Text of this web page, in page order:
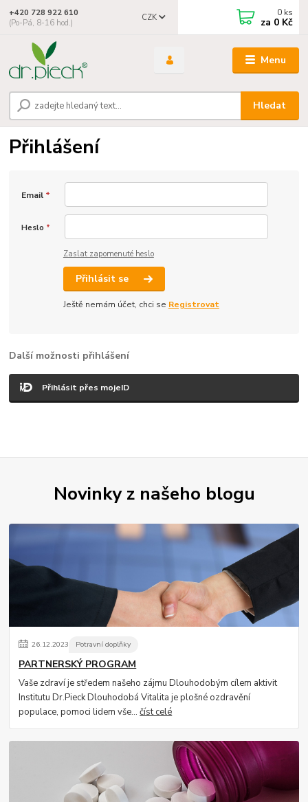
Menu
CZK
Hledat
+420 728 922 610
(Po-Pá, 8-16 hod.)
0 ks
za 0 Kč
Přihlášení
Email *
Heslo *
Zaslat zapomenuté heslo
Přihlásit se
Ještě nemám účet, chci se Registrovat
Další možnosti přihlášení
Přihlásit přes mojeID
Novinky z našeho blogu
26.12.2023 Potravní doplňky
PARTNERSKÝ PROGRAM
Vaše zdraví je středem našeho zájmu Dlouhodobým cílem aktivit
Institutu Dr.Pieck Dlouhodobá Vitalita je plošné ozdravění
populace, pomoci lidem vše...číst celé